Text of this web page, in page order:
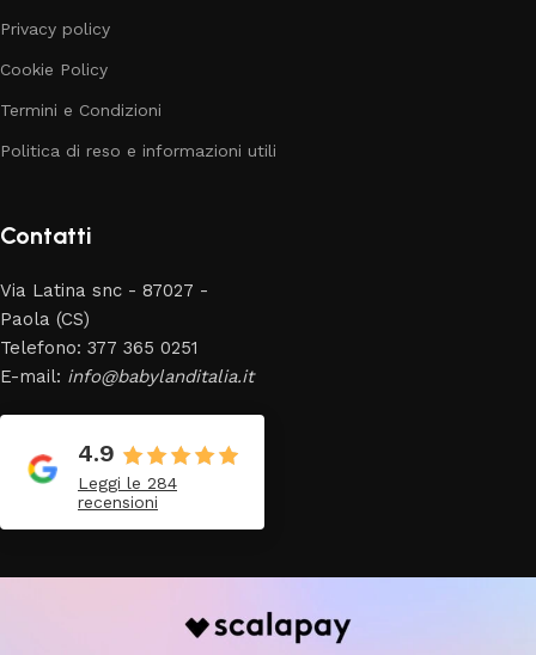
Privacy policy
Cookie Policy
Termini e Condizioni
Politica di reso e informazioni utili
Contatti
Via Latina snc - 87027 -
Paola (CS)
Telefono: 377 365 0251
E-mail: info@babylanditalia.it
4.9
Leggi le 284
recensioni